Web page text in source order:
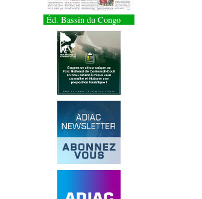
Éd. Bassin du Congo